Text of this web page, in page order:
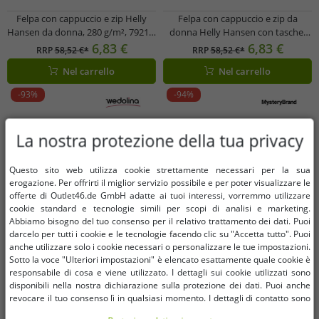
Felpa con cappuccio e zip Helly
Hansen da donna, 280 g/m², 79217,
nera o blu scuro
RRP58,52 €* 6,83 €
Nel carrello
Felpa con cappuccio e zip da
donna Helly Hansen con tasche,
280 g/m², 79217_990, nera
RRP58,52 €* 6,83 €
Nel carrello
-93% -94%
La nostra protezione della tua privacy
Questo sito web utilizza cookie strettamente necessari per la sua
erogazione. Per offrirti il ​​miglior servizio possibile e per poter visualizzare le
offerte di Outlet46.de GmbH adatte ai tuoi interessi, vorremmo utilizzare
cookie standard e tecnologie simili per scopi di analisi e marketing.
Abbiamo bisogno del tuo consenso per il relativo trattamento dei dati. Puoi
darcelo per tutti i cookie e le tecnologie facendo clic su "Accetta tutto". Puoi
anche utilizzare solo i cookie necessari o personalizzare le tue impostazioni.
Sotto la voce "Ulteriori impostazioni" è elencato esattamente quale cookie è
responsabile di cosa e viene utilizzato. I dettagli sui cookie utilizzati sono
disponibili nella nostra dichiarazione sulla protezione dei dati. Puoi anche
revocare il tuo consenso lì in qualsiasi momento. I dettagli di contatto sono